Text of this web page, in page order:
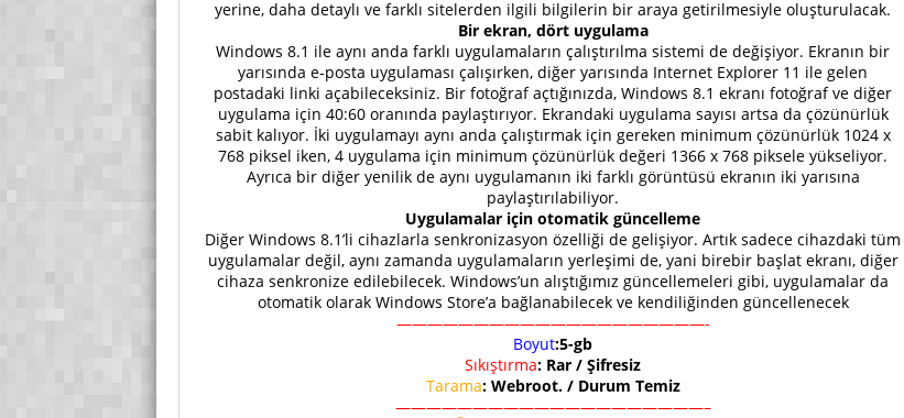
yerine, daha detaylı ve farklı sitelerden ilgili bilgilerin bir araya getirilmesiyle oluşturulacak.
Bir ekran, dört uygulama
Windows 8.1 ile aynı anda farklı uygulamaların çalıştırılma sistemi de değişiyor. Ekranın bir
yarısında e-posta uygulaması çalışırken, diğer yarısında Internet Explorer 11 ile gelen
postadaki linki açabileceksiniz. Bir fotoğraf açtığınızda, Windows 8.1 ekranı fotoğraf ve diğer
uygulama için 40:60 oranında paylaştırıyor. Ekrandaki uygulama sayısı artsa da çözünürlük
sabit kalıyor. İki uygulamayı aynı anda çalıştırmak için gereken minimum çözünürlük 1024 x
768 piksel iken, 4 uygulama için minimum çözünürlük değeri 1366 x 768 piksele yükseliyor.
Ayrıca bir diğer yenilik de aynı uygulamanın iki farklı görüntüsü ekranın iki yarısına
paylaştırılabiliyor.
Uygulamalar için otomatik güncelleme
Diğer Windows 8.1’li cihazlarla senkronizasyon özelliği de gelişiyor. Artık sadece cihazdaki tüm
uygulamalar değil, aynı zamanda uygulamaların yerleşimi de, yani birebir başlat ekranı, diğer
cihaza senkronize edilebilecek. Windows’un alıştığımız güncellemeleri gibi, uygulamalar da
otomatik olarak Windows Store’a bağlanabilecek ve kendiliğinden güncellenecek
————————————————————-
Boyut:5-gb
Sıkıştırma: Rar / Şifresiz
Tarama: Webroot. / Durum Temiz
————————————————————–